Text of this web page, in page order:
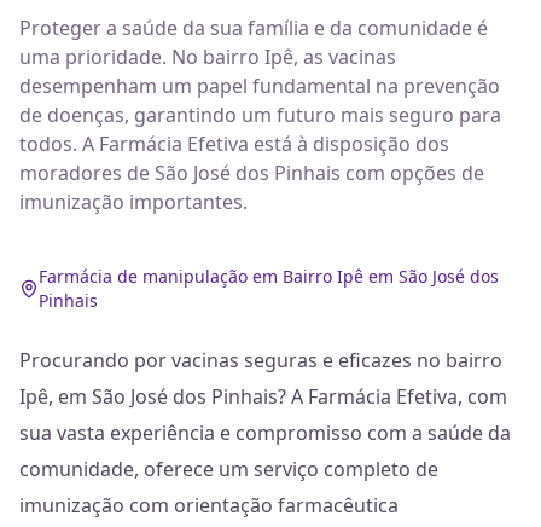
Proteger a saúde da sua família e da comunidade é
uma prioridade. No bairro Ipê, as vacinas
desempenham um papel fundamental na prevenção
de doenças, garantindo um futuro mais seguro para
todos. A Farmácia Efetiva está à disposição dos
moradores de São José dos Pinhais com opções de
imunização importantes.
Farmácia de manipulação em Bairro Ipê em São José dos
Pinhais
Procurando por vacinas seguras e eficazes no bairro
Ipê, em São José dos Pinhais? A Farmácia Efetiva, com
sua vasta experiência e compromisso com a saúde da
comunidade, oferece um serviço completo de
imunização com orientação farmacêutica